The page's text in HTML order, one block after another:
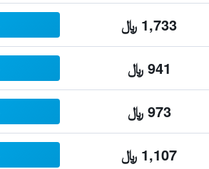
1,733 ﷼
941 ﷼
973 ﷼
1,107 ﷼